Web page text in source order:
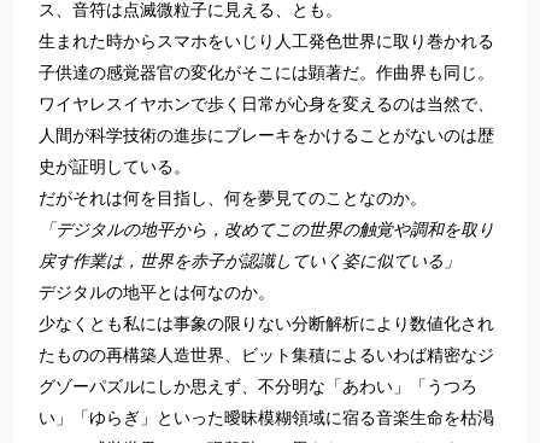
ス、音符は点滅微粒子に見える、とも。
生まれた時からスマホをいじり人工発色世界に取り巻かれる
子供達の感覚器官の変化がそこには顕著だ。作曲界も同じ。
ワイヤレスイヤホンで歩く日常が心身を変えるのは当然で、
人間が科学技術の進歩にブレーキをかけることがないのは歴
史が証明している。
だがそれは何を目指し、何を夢見てのことなのか。
「デジタルの地平から，改めてこの世界の触覚や調和を取り
戻す作業は，世界を赤子が認識していく姿に似ている」
デジタルの地平とは何なのか。
少なくとも私には事象の限りない分断解析により数値化され
たものの再構築人造世界、ビット集積によるいわば精密なジ
グゾーパズルにしか思えず、不分明な「あわい」「うつろ
い」「ゆらぎ」といった曖昧模糊領域に宿る音楽生命を枯渇